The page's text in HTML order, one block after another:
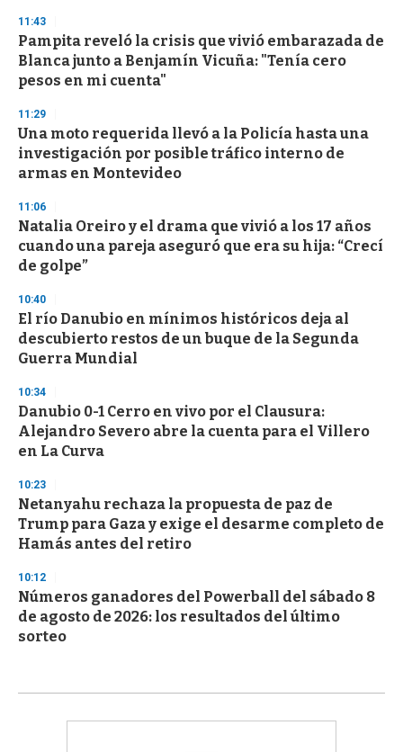
s
e
c
o
n
d
s
11:43
Pampita reveló la crisis que vivió embarazada de
Blanca junto a Benjamín Vicuña: "Tenía cero
pesos en mi cuenta"
11:29
Una moto requerida llevó a la Policía hasta una
investigación por posible tráfico interno de
armas en Montevideo
11:06
Natalia Oreiro y el drama que vivió a los 17 años
cuando una pareja aseguró que era su hija: “Crecí
de golpe”
10:40
El río Danubio en mínimos históricos deja al
descubierto restos de un buque de la Segunda
Guerra Mundial
10:34
Danubio 0-1 Cerro en vivo por el Clausura:
Alejandro Severo abre la cuenta para el Villero
en La Curva
10:23
Netanyahu rechaza la propuesta de paz de
Trump para Gaza y exige el desarme completo de
Hamás antes del retiro
10:12
Números ganadores del Powerball del sábado 8
de agosto de 2026: los resultados del último
sorteo